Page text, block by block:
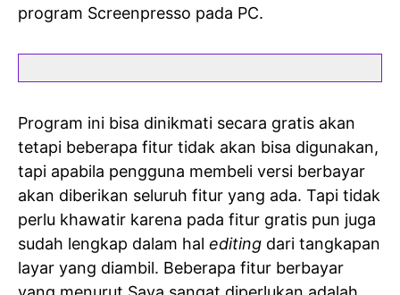
program Screenpresso pada PC.
Program ini bisa dinikmati secara gratis akan
tetapi beberapa fitur tidak akan bisa digunakan,
tapi apabila pengguna membeli versi berbayar
akan diberikan seluruh fitur yang ada. Tapi tidak
perlu khawatir karena pada fitur gratis pun juga
sudah lengkap dalam hal editing dari tangkapan
layar yang diambil. Beberapa fitur berbayar